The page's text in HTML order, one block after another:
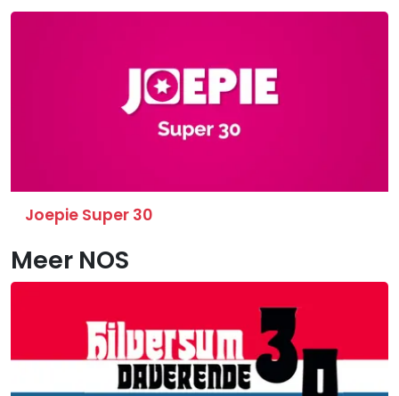
Joepie Super 30
Meer NOS